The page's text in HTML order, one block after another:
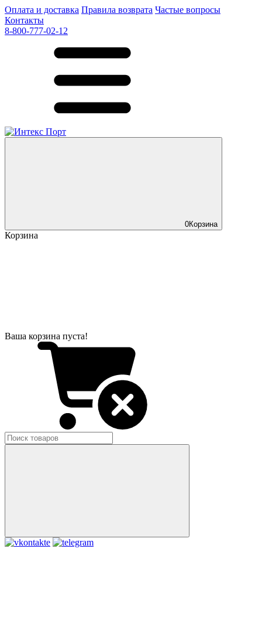
Оплата и доставка Правила возврата Частые вопросы
Контакты
8-800-777-02-12
0Корзина
Корзина
Ваша корзина пуста!